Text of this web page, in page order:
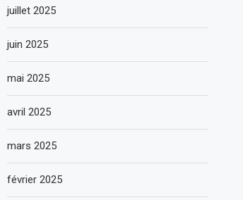
juillet 2025
juin 2025
mai 2025
avril 2025
mars 2025
février 2025